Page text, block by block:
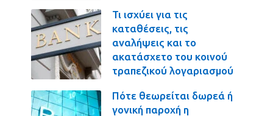
Τι ισχύει για τις
καταθέσεις, τις
αναλήψεις και το
ακατάσχετο του κοινού
τραπεζικού λογαριασμού
Πότε θεωρείται δωρεά ή
γονική παροχή η